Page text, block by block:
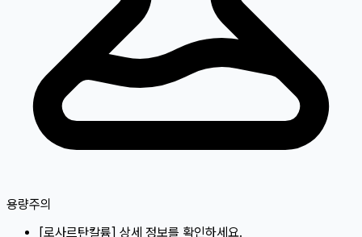
용량주의
[로사르탄칼륨] 상세 정보를 확인하세요.